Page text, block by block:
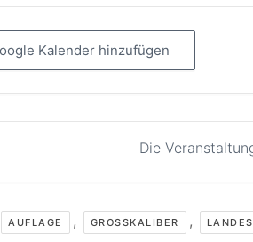
Kalender hinzufügen
Die
AUFLAGE , GROSSKALIBER ,